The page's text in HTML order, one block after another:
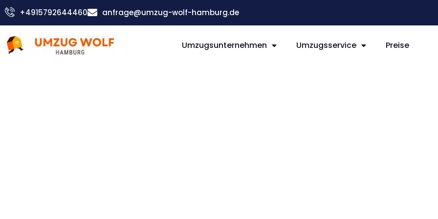
Zum
Inhalt
+4915792644460 anfrage@umzug-wolf-hamburg.de
Umzugsunternehmen Umzugsservice Preise